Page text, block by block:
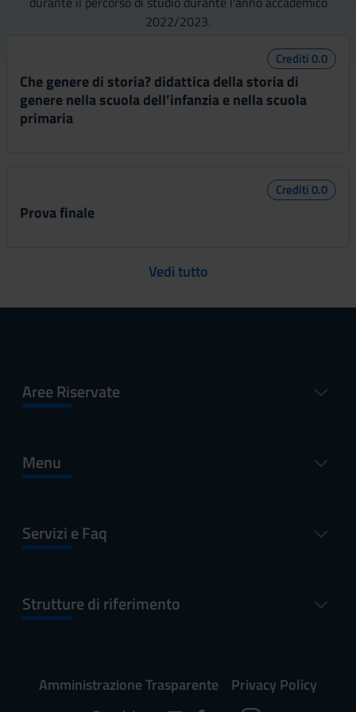
raccolto dal tuo utilizzo dei loro servizi.
2022/2023.
Crediti 0.0
Che genere di storia? didattica della storia di
genere nella scuola dell’infanzia e nella scuola
primaria
Crediti 0.0
Prova finale
Vedi tutto
Aree Riservate
Menu
Servizi e Faq
Strutture di riferimento
Amministrazione Trasparente
Privacy Policy